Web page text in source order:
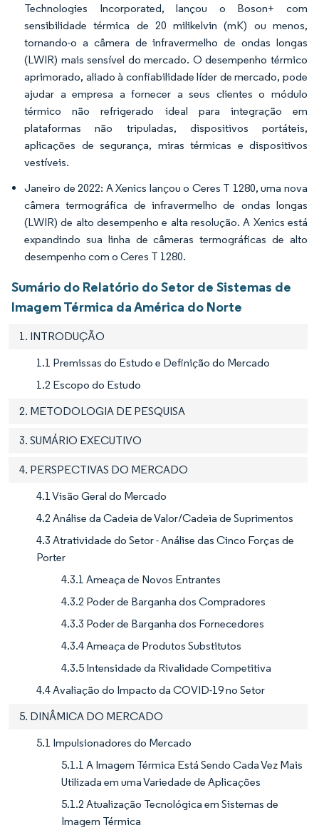
Technologies Incorporated, lançou o Boson+ com
sensibilidade térmica de 20 milikelvin (mK) ou menos,
tornando-o a câmera de infravermelho de ondas longas
(LWIR) mais sensível do mercado. O desempenho térmico
aprimorado, aliado à confiabilidade líder de mercado, pode
ajudar a empresa a fornecer a seus clientes o módulo
térmico não refrigerado ideal para integração em
plataformas não tripuladas, dispositivos portáteis,
aplicações de segurança, miras térmicas e dispositivos
vestíveis.
Janeiro de 2022: A Xenics lançou o Ceres T 1280, uma nova
câmera termográfica de infravermelho de ondas longas
(LWIR) de alto desempenho e alta resolução. A Xenics está
expandindo sua linha de câmeras termográficas de alto
desempenho com o Ceres T 1280.
Sumário do Relatório do Setor de Sistemas de
Imagem Térmica da América do Norte
1. INTRODUÇÃO
1.1 Premissas do Estudo e Definição do Mercado
1.2 Escopo do Estudo
2. METODOLOGIA DE PESQUISA
3. SUMÁRIO EXECUTIVO
4. PERSPECTIVAS DO MERCADO
4.1 Visão Geral do Mercado
4.2 Análise da Cadeia de Valor/Cadeia de Suprimentos
4.3 Atratividade do Setor - Análise das Cinco Forças de
Porter
4.3.1 Ameaça de Novos Entrantes
4.3.2 Poder de Barganha dos Compradores
4.3.3 Poder de Barganha dos Fornecedores
4.3.4 Ameaça de Produtos Substitutos
4.3.5 Intensidade da Rivalidade Competitiva
4.4 Avaliação do Impacto da COVID-19 no Setor
5. DINÂMICA DO MERCADO
5.1 Impulsionadores do Mercado
5.1.1 A Imagem Térmica Está Sendo Cada Vez Mais
Utilizada em uma Variedade de Aplicações
5.1.2 Atualização Tecnológica em Sistemas de
Imagem Térmica